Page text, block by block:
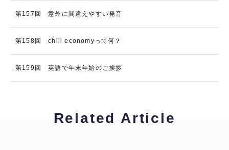
第157回 意外に間違えやすい発音
第158回 chill economyって何？
第159回 英語で年末年始のご挨拶
Related Article